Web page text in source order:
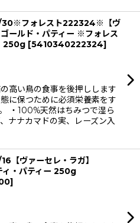
30※フォレスト222324※【ヴ
ールド・パティー ※フォレス
250g [5410340222324]
高い鳥の食事を後押しします
に保つために必須栄養素をす
・100%天然はちみつで湿ら
ナナカマドの実、レーズン入
【ヴァーセレ・ラガ】
・パティー 250g
]